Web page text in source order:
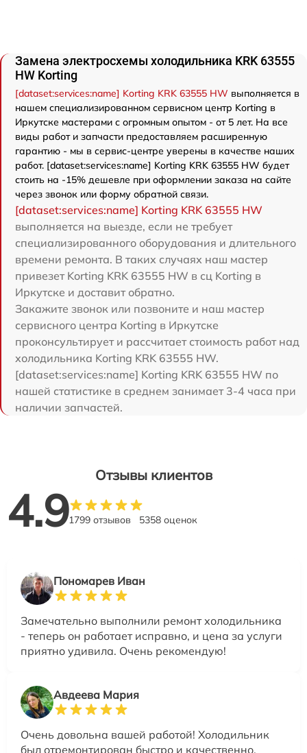
Замена электросхемы холодильника KRK 63555
HW Korting
[dataset:services:name] Korting KRK 63555 HW выполняется в
нашем специализированном сервисном центр Korting в
Иркутске мастерами с огромным опытом - от 5 лет. На все
виды работ и запчасти предоставляем расширенную
гарантию - мы в сервис-центре уверены в качестве наших
работ. [dataset:services:name] Korting KRK 63555 HW будет
стоить на -15% дешевле при оформлении заказа на сайте
через звонок или форму обратной связи.
[dataset:services:name] Korting KRK 63555 HW
выполняется на выезде, если не требует
специализированного оборудования и длительного
времени ремонта. В таких случаях наш мастер
привезет Korting KRK 63555 HW в сц Korting в
Иркутске и доставит обратно.
Закажите звонок или позвоните и наш мастер
сервисного центра Korting в Иркутске
проконсультирует и рассчитает стоимость работ над
холодильника Korting KRK 63555 HW.
[dataset:services:name] Korting KRK 63555 HW по
нашей статистике в среднем занимает 3-4 часа при
наличии запчастей.
Отзывы клиентов
4.91799 отзывов 5358 оценок
Пономарев Иван
Замечательно выполнили ремонт холодильника
- теперь он работает исправно, и цена за услуги
приятно удивила. Очень рекомендую!
Авдеева Мария
Очень довольна вашей работой! Холодильник
был отремонтирован быстро и качественно,